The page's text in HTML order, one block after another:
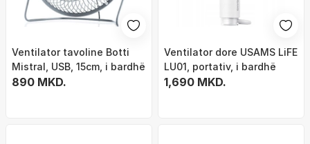
Ventilator tavoline Botti
Mistral, USB, 15cm, i bardhë
890 MKD.
Ventilator dore USAMS LiFE
LU01, portativ, i bardhë
1,690 MKD.